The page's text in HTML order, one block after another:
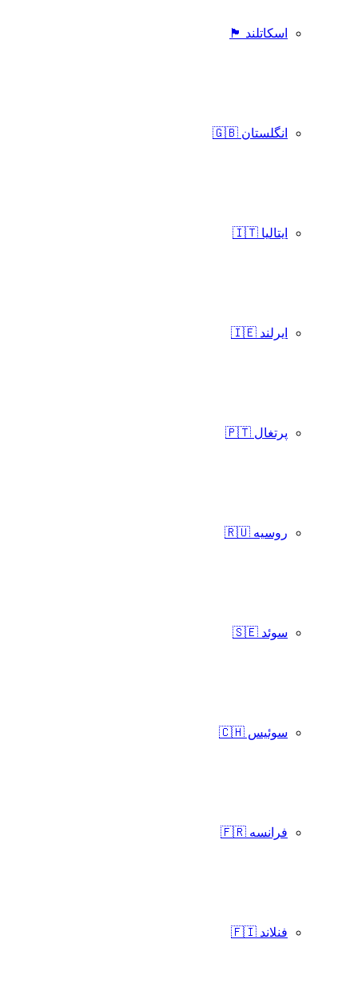
اسکاتلند 🏴󠁧󠁢󠁳󠁣󠁴󠁿
انگلستان 🇬🇧
ایتالیا 🇮🇹
ایرلند 🇮🇪
پرتغال 🇵🇹
روسیه 🇷🇺
سوئد 🇸🇪
سوئیس 🇨🇭
فرانسه 🇫🇷
فنلاند 🇫🇮